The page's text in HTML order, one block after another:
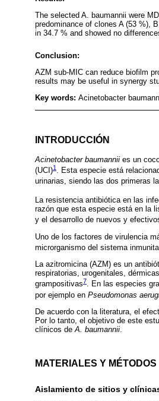
The selected A. baumannii were
predominance of clones A (53 %),
in 34.7 % and showed no
Conclusion:
AZM sub-MIC can reduce biofilm
results may be useful in synergy
Key words: Acinetobacter
INTRODUCCIÓN
Acinetobacter baumannii es un
(UCI)1 . Esta especie está
urinarias, siendo las dos primeras
La resistencia antibiótica en las
razón que esta especie está en la
y el desarrollo de nuevos y
Uno de los factores de virulencia
microrganismo del sistema
La azitromicina (AZM) es un
respiratorias, urogenitales,
grampositivas7. En las especies
por ejemplo en Pseudomonas
De acuerdo con la literatura, el
Por lo tanto, el objetivo de este
clínicos deA. baumannii.
MATERIALES Y MÉTODOS
Aislamiento de sitios y